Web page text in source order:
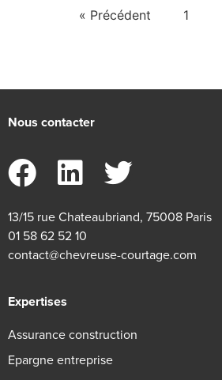
« Précédent 1
Nous contacter
13/15 rue Chateaubriand, 75008 Paris
01 58 62 52 10
contact@chevreuse-courtage.com
Expertises
Assurance construction
Epargne entreprise